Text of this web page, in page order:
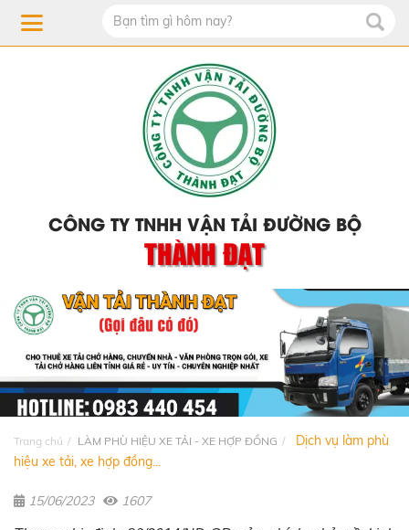
CÔNG TY TNHH VẬN TẢI ĐƯỜNG BỘ
THÀNH ĐẠT
Trang chủ LÀM PHÙ HIỆU XE TẢI - XE HỢP ĐỒNG
Dịch vụ làm phù
hiệu xe tải, xe hợp đồng...
15/06/2023 1607